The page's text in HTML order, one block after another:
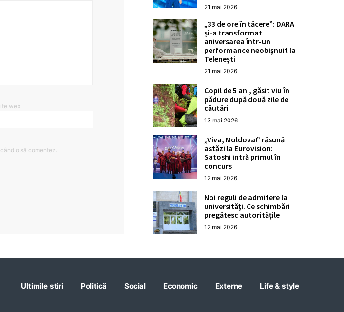
web
o să comentez.
21 mai 2026
„33 de ore în tăcere”: DARA
și-a transformat
aniversarea într-un
performance neobișnuit la
Telenești
21 mai 2026
Copil de 5 ani, găsit viu în
pădure după două zile de
căutări
13 mai 2026
„Viva, Moldova!” răsună
astăzi la Eurovision:
Satoshi intră primul în
concurs
12 mai 2026
Noi reguli de admitere la
universități. Ce schimbări
pregătesc autoritățile
12 mai 2026
Ultimile stiri Politică Social Economic Externe
Life & style